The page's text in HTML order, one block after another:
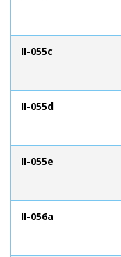
II-055c
II-055d
II-055e
II-056a